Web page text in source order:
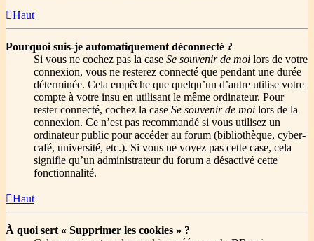
Haut
Pourquoi suis-je automatiquement déconnecté ?
Si vous ne cochez pas la case Se souvenir de moi lors de votre
connexion, vous ne resterez connecté que pendant une durée
déterminée. Cela empêche que quelqu’un d’autre utilise votre
compte à votre insu en utilisant le même ordinateur. Pour
rester connecté, cochez la case Se souvenir de moi lors de la
connexion. Ce n’est pas recommandé si vous utilisez un
ordinateur public pour accéder au forum (bibliothèque, cyber-
café, université, etc.). Si vous ne voyez pas cette case, cela
signifie qu’un administrateur du forum a désactivé cette
fonctionnalité.
Haut
À quoi sert « Supprimer les cookies » ?